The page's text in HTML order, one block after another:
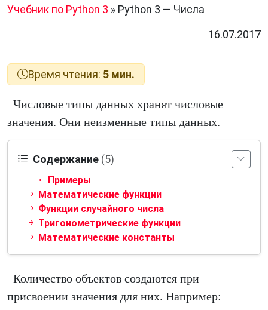
Учебник по Python 3 » Python 3 — Числа
16.07.2017
Время чтения: 5 мин.
Числовые типы данных хранят числовые
значения. Они неизменные типы данных.
Содержание (5)
Примеры
Математические функции
Функции случайного числа
Тригонометрические функции
Математические константы
Количество объектов создаются при
присвоении значения для них. Например: